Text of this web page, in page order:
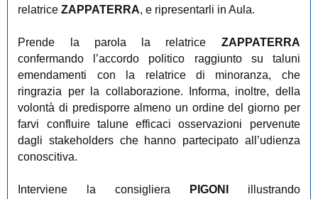
relatriceZAPPATERRA, e ripresentarli in Aula.
Prende la parola la relatrice ZAPPATERRA
confermando l’accordo politico raggiunto su taluni
emendamenti con la relatrice di minoranza, che
ringrazia per la collaborazione. Informa, inoltre, della
volontà di predisporre almeno un ordine del giorno per
farvi confluire talune efficaci osservazioni pervenute
dagli stakeholders che hanno partecipato all’udienza
conoscitiva.
Interviene la consigliera PIGONI
illustrando